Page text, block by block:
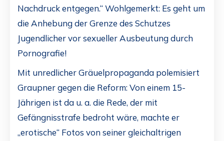
Nachdruck entgegen.“ Wohlgemerkt: Es geht um
die Anhebung der Grenze des Schutzes
Jugendlicher vor sexueller Ausbeutung durch
Pornografie!
Mit unredlicher Gräuelpropaganda polemisiert
Graupner gegen die Reform: Von einem 15-
Jährigen ist da u. a. die Rede, der mit
Gefängnisstrafe bedroht wäre, machte er
„erotische“ Fotos von seiner gleichaltrigen